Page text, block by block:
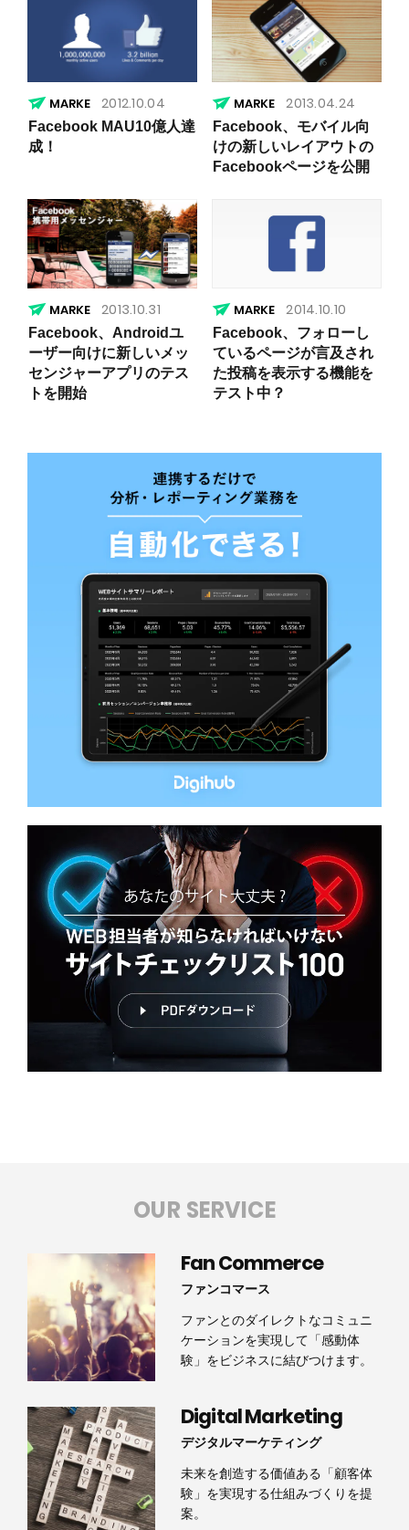
2012.10.04
Facebook MAU10億人達
成！
2013.04.24
Facebook、モバイル向
けの新しいレイアウトの
Facebookページを公開
2013.10.31
Facebook、Androidユ
ーザー向けに新しいメッ
センジャーアプリのテス
トを開始
2014.10.10
Facebook、フォローし
ているページが言及され
た投稿を表示する機能を
テスト中？
OUR SERVICE
Fan Commerce
ファンコマース
ファンとのダイレクトなコミュニ
ケーションを実現して「感動体
験」をビジネスに結びつけます。
Digital Marketing
デジタルマーケティング
未来を創造する価値ある「顧客体
験」を実現する仕組みづくりを提
案。